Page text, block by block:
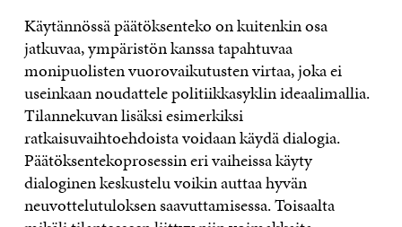
Käytännössä päätöksenteko on kuitenkin osa
jatkuvaa, ympäristön kanssa tapahtuvaa
monipuolisten vuorovaikutusten virtaa, joka ei
useinkaan noudattele politiikkasyklin ideaalimallia.
Tilannekuvan lisäksi esimerkiksi
ratkaisuvaihtoehdoista voidaan käydä dialogia.
Päätöksentekoprosessin eri vaiheissa käyty
dialoginen keskustelu voikin auttaa hyvän
neuvottelutuloksen saavuttamisessa. Toisaalta